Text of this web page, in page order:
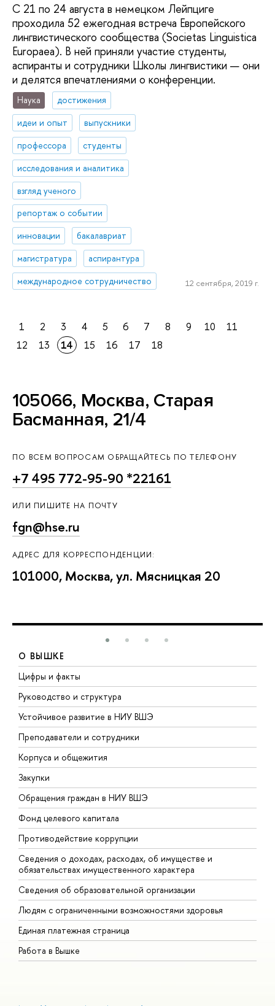
С 21 по 24 августа в немецком Лейпциге
проходила 52 ежегодная встреча Европейского
лингвистического сообщества (Societas Linguistica
Europaea). В ней приняли участие студенты,
аспиранты и сотрудники Школы лингвистики — они
и делятся впечатлениями о конференции.
Наука
достижения
идеи и опыт
выпускники
профессора
студенты
исследования и аналитика
взгляд ученого
репортаж о событии
инновации
бакалавриат
магистратура
аспирантура
международное сотрудничество
12 сентября, 2019 г.
1 2 3 4 5 6 7 8 9 10
11
12
13 14 15 16 17 18
105066, Москва, Старая
Басманная, 21/4
ПО ВСЕМ ВОПРОСАМ ОБРАЩАЙТЕСЬ ПО ТЕЛЕФОНУ
+7 495 772-95-90 *22161
ИЛИ ПИШИТЕ НА ПОЧТУ
fgn@hse.ru
АДРЕС ДЛЯ КОРРЕСПОНДЕНЦИИ:
101000, Москва, ул. Мясницкая 20
О ВЫШКЕ
Цифры и факты
Руководство и структура
Устойчивое развитие в НИУ ВШЭ
Преподаватели и сотрудники
Корпуса и общежития
Закупки
Обращения граждан в НИУ ВШЭ
Фонд целевого капитала
Противодействие коррупции
Сведения о доходах, расходах, об имуществе и
обязательствах имущественного характера
Сведения об образовательной организации
Людям с ограниченными возможностями здоровья
Единая платежная страница
Работа в Вышке